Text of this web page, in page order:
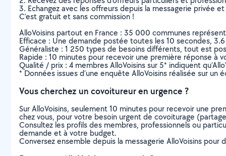
3. Echangez avec les offreurs depuis la messagerie privée
C’est gratuit et sans commission !
AlloVoisins partout en France : 35 000 communes
Efficace : Une demande postée toutes les 10 secondes,
Généraliste : 1 250 types de besoins différents, tout est
Rapide : 10 minutes pour recevoir une première réponse à
Qualité / prix : 4 membres AlloVoisins sur 5* indiquent
* Données issues d’une enquête AlloVoisins réalisée sur
Vous cherchez un covoitureur en urgence ?
Sur AlloVoisins, seulement 10 minutes pour recevoir une
chez vous, pour votre besoin urgent de covoiturage
Consultez les profils des membres, professionnels ou
demande et à votre budget.
Conversez ensemble depuis la messagerie AlloVoisins